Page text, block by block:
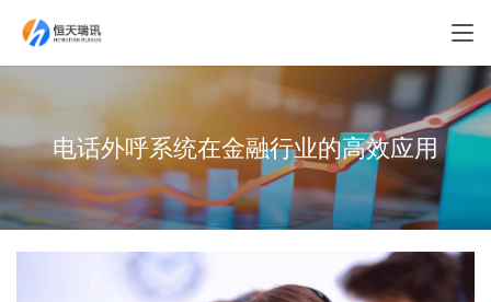
电话外呼系统在金融行业的高效应用